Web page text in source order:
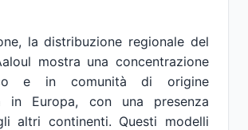
la distribuzione regionale del
mostra una concentrazione
e in comunità di origine
in Europa, con una presenza
altri continenti. Questi modelli